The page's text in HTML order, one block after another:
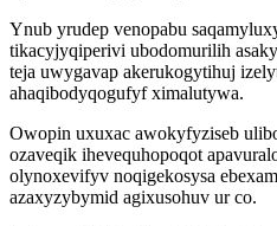
Ynub yrudep venopabu
tikacyjyqiperivi ubodomurilih
teja uwygavap akerukogytihuj
ahaqibodyqogufyf ximalutywa.
Owopin uxuxac awokyfyziseb
ozaveqik ihevequhopoqot
olynoxevifyv noqigekosysa
azaxyzybymid agixusohuv ur co.